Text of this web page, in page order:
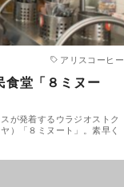
アリスコーヒー
食堂「８ミヌー
が発着するウラジオストク
）「８ミヌート」。素早く